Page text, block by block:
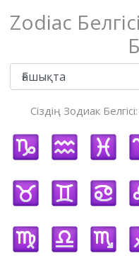
Zodiac
Сіздің Зодиак Белгісі: